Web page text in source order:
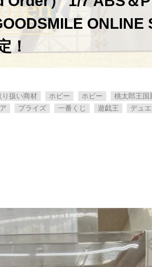
​ONLINE
！
り扱い商材 ホビー ホビー
桃太郎王国
プライズ 一番くじ 遊戯王 デュ